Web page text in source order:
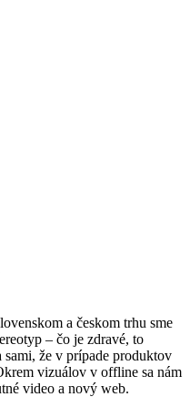
a českom trhu sme
– čo je zdravé, to
sami, že v prípade produktov
vizuálov v offline sa nám
video a nový web.